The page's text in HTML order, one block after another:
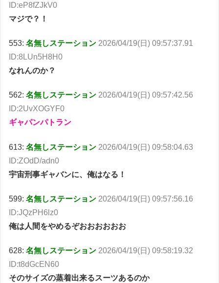
ID:eP8fZJkV0
マジで？！
553:名無しステーション 2026/04/19(日) 09:57:37.91
ID:8LUn5H8H0
なれんのか？
562:名無しステーション 2026/04/19(日) 09:57:42.56
ID:2UvXOGYF0
ギャパンパトラン
613:名無しステーション 2026/04/19(日) 09:58:04.63
ID:ZOdD/adn0
宇宙刑事ギャバンに、俺はなる！
599:名無しステーション 2026/04/19(日) 09:57:56.16
ID:JQzPH6lz0
俺は人間をやめるぞおおおおおお
628:名無しステーション 2026/04/19(日) 09:58:19.32
ID:t8dGcEN60
そのサイズの蒸着出来るスーツあるのか